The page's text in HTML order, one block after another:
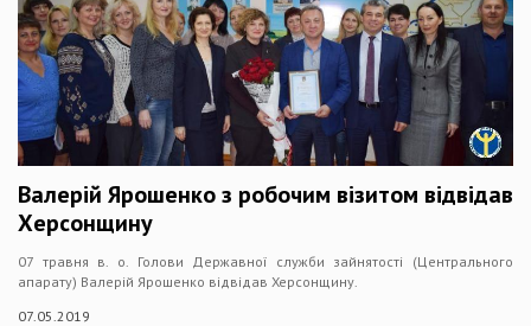
Валерій Ярошенко з робочим візитом відвідав
Херсонщину
07 травня в. о. Голови Державної служби зайнятості (Центрального
апарату) Валерій Ярошенко відвідав Херсонщину.
07.05.2019